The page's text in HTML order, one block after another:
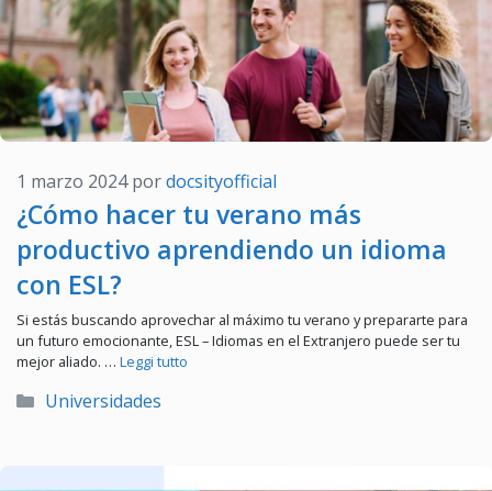
¿Cómo hacer tu verano más
productivo aprendiendo un idioma
con ESL?
1 marzo 2024 pordocsityofficial
Si estás buscando aprovechar al máximo tu verano y prepararte para
un futuro emocionante, ESL – Idiomas en el Extranjero puede ser tu
mejor aliado. … Leggi tutto
Categorías
Universidades